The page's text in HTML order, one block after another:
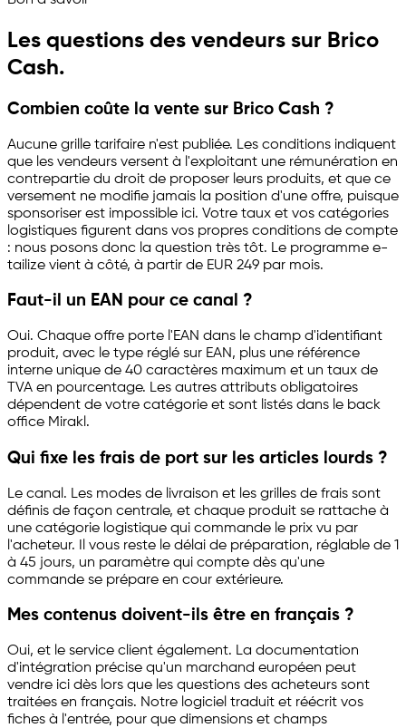
Les questions des vendeurs sur Brico
Cash.
Combien coûte la vente sur Brico Cash ?
Aucune grille tarifaire n'est publiée. Les conditions indiquent
que les vendeurs versent à l'exploitant une rémunération en
contrepartie du droit de proposer leurs produits, et que ce
versement ne modifie jamais la position d'une offre, puisque
sponsoriser est impossible ici. Votre taux et vos catégories
logistiques figurent dans vos propres conditions de compte
: nous posons donc la question très tôt. Le programme e-
tailize vient à côté, à partir de EUR 249 par mois.
Faut-il un EAN pour ce canal ?
Oui. Chaque offre porte l'EAN dans le champ d'identifiant
produit, avec le type réglé sur EAN, plus une référence
interne unique de 40 caractères maximum et un taux de
TVA en pourcentage. Les autres attributs obligatoires
dépendent de votre catégorie et sont listés dans le back
office Mirakl.
Qui fixe les frais de port sur les articles lourds ?
Le canal. Les modes de livraison et les grilles de frais sont
définis de façon centrale, et chaque produit se rattache à
une catégorie logistique qui commande le prix vu par
l'acheteur. Il vous reste le délai de préparation, réglable de 1
à 45 jours, un paramètre qui compte dès qu'une
commande se prépare en cour extérieure.
Mes contenus doivent-ils être en français ?
Oui, et le service client également. La documentation
d'intégration précise qu'un marchand européen peut
vendre ici dès lors que les questions des acheteurs sont
traitées en français. Notre logiciel traduit et réécrit vos
fiches à l'entrée, pour que dimensions et champs